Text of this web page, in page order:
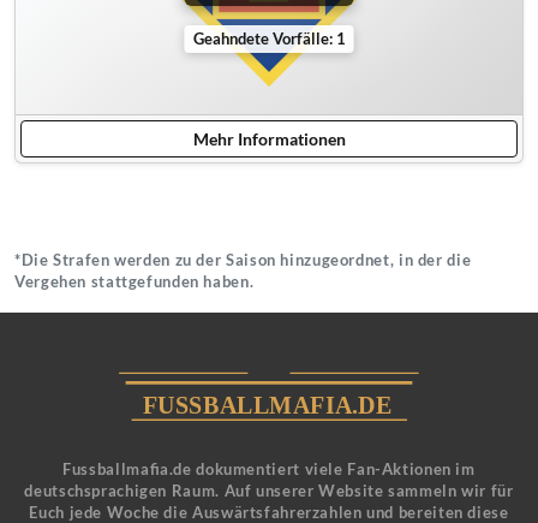
Geahndete Vorfälle: 1
Mehr Informationen
*Die Strafen werden zu der Saison hinzugeordnet, in der die
Vergehen stattgefunden haben.
Fussballmafia.de dokumentiert viele Fan-Aktionen im
deutschsprachigen Raum. Auf unserer Website sammeln wir für
Euch jede Woche die Auswärtsfahrerzahlen und bereiten diese